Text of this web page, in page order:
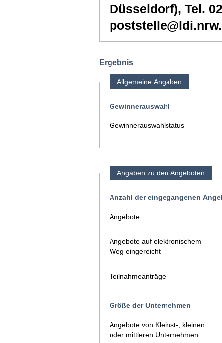
Düsseldorf), Tel.
Ergebnis
Allgemeine Angaben
Gewinnerauswahl
Gewinnerauswahlstatus
Angaben zu den Angeboten
Anzahl der eingegangenen
Angebote
Angebote auf elektronischem
Weg eingereicht
Teilnahmeanträge
Größe der Unternehmen
Angebote von Kleinst-, kleinen
oder mittleren Unternehmen